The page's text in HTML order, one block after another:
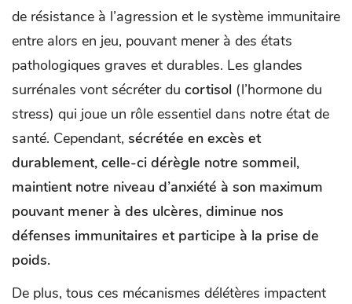
de résistance à l’agression et le système immunitaire
entre alors en jeu, pouvant mener à des états
pathologiques graves et durables. Les glandes
surrénales vont sécréter du cortisol (l’hormone du
stress) qui joue un rôle essentiel dans notre état de
santé. Cependant, sécrétée en excès et
durablement, celle-ci dérègle notre sommeil,
maintient notre niveau d’anxiété à son maximum
pouvant mener à des ulcères, diminue nos
défenses immunitaires et participe à la prise de
poids.
De plus, tous ces mécanismes délétères impactent